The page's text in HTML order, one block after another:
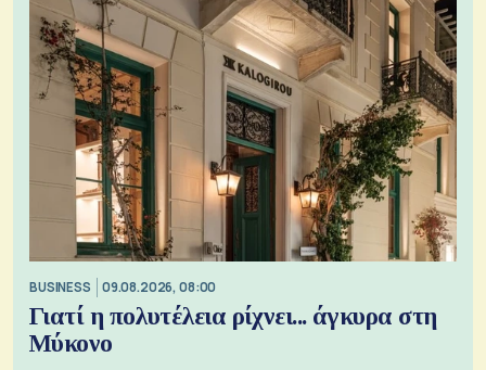
BUSINESS 09.08.2026, 08:00
Γιατί η πολυτέλεια ρίχνει... άγκυρα στη
Μύκονο